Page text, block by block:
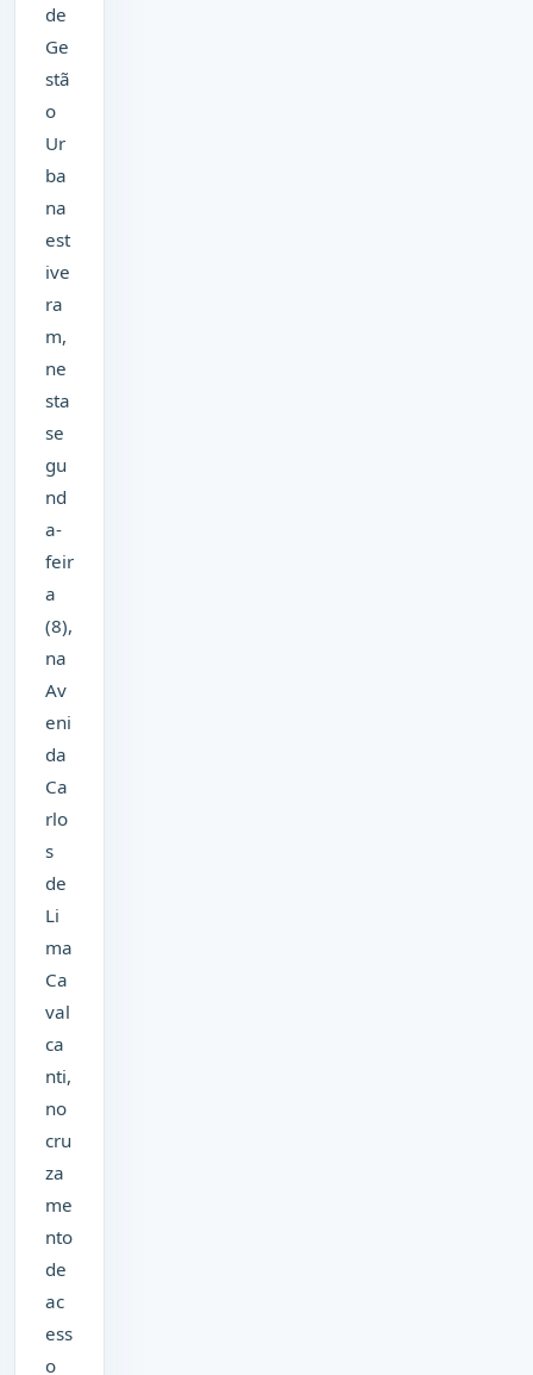
de
Ge
stã
o
Ur
ba
na
est
ive
ra
m,
ne
sta
se
gu
nd
a-
feir
a
(8),
na
Av
eni
da
Ca
rlo
s
de
Li
ma
Ca
val
ca
nti,
no
cru
za
me
nto
de
ac
ess
o